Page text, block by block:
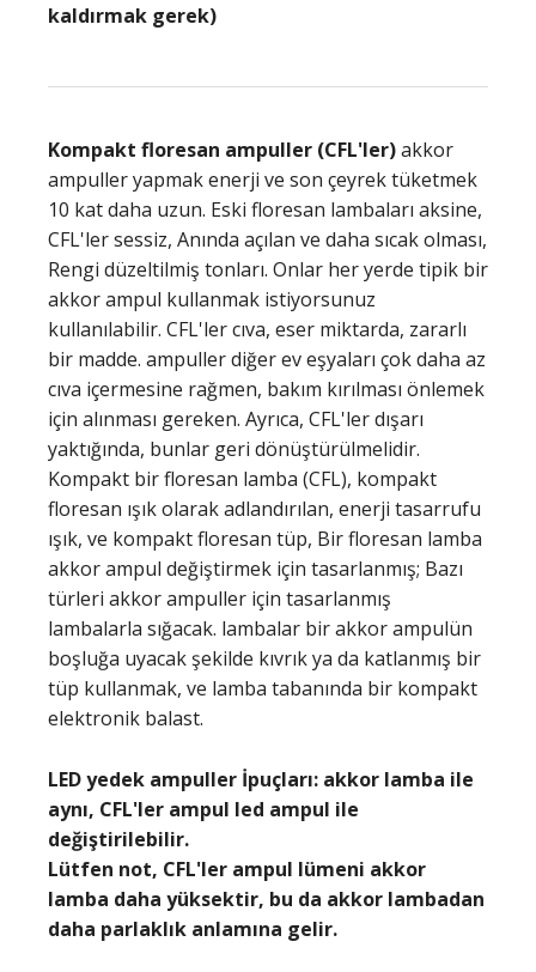
kaldırmak gerek)
Kompakt floresan ampuller (CFL'ler)akkor
ampuller yapmak enerji ve son çeyrek tüketmek
10 kat daha uzun. Eski floresan lambaları aksine,
CFL'ler sessiz, Anında açılan ve daha sıcak olması,
Rengi düzeltilmiş tonları. Onlar her yerde tipik bir
akkor ampul kullanmak istiyorsunuz
kullanılabilir. CFL'ler cıva, eser miktarda, zararlı
bir madde. ampuller diğer ev eşyaları çok daha az
cıva içermesine rağmen, bakım kırılması önlemek
için alınması gereken. Ayrıca, CFL'ler dışarı
yaktığında, bunlar geri dönüştürülmelidir.
Kompakt bir floresan lamba (CFL), kompakt
floresan ışık olarak adlandırılan, enerji tasarrufu
ışık, ve kompakt floresan tüp, Bir floresan lamba
akkor ampul değiştirmek için tasarlanmış; Bazı
türleri akkor ampuller için tasarlanmış
lambalarla sığacak. lambalar bir akkor ampulün
boşluğa uyacak şekilde kıvrık ya da katlanmış bir
tüp kullanmak, ve lamba tabanında bir kompakt
elektronik balast.
LED yedek ampuller İpuçları: akkor lamba ile
aynı, CFL'ler ampul led ampul ile
değiştirilebilir.
Lütfen not, CFL'ler ampul lümeni akkor
lamba daha yüksektir, bu da akkor lambadan
daha parlaklık anlamına gelir.